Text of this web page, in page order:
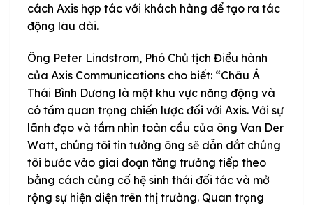
cách Axis hợp tác với khách hàng để tạo ra tác
động lâu dài.
Ông Peter Lindstrom, Phó Chủ tịch Điều hành
của Axis Communications cho biết: “Châu Á
Thái Bình Dương là một khu vực năng động và
có tầm quan trọng chiến lược đối với Axis. Với sự
lãnh đạo và tầm nhìn toàn cầu của ông Van Der
Watt, chúng tôi tin tưởng ông sẽ dẫn dắt chúng
tôi bước vào giai đoạn tăng trưởng tiếp theo
bằng cách củng cố hệ sinh thái đối tác và mở
rộng sự hiện diện trên thị trường. Quan trọng